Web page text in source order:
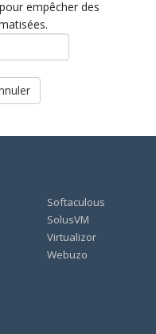
empêcher des
Softaculous
SolusVM
Virtualizor
Webuzo